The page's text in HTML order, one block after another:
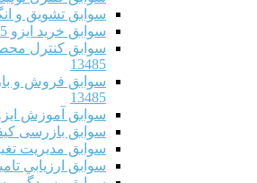
سوابق تشویق و
سوابق خرید ایزو 13485
سوابق کنترل
13485
سوابق فروش و
13485
سوابق آموزش ایزو
سوابق بازرسی کیفی
سوابق مدیریت
سوابق ارزيابي تامين